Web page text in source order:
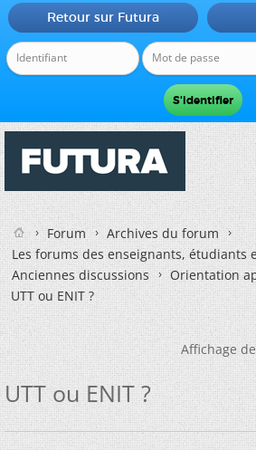
Retour sur Futura
Forum
Archives du forum
Les forums des enseignants, étudiants
Anciennes discussions
Orientation
UTT ou ENIT ?
Affichage
UTT ou ENIT ?